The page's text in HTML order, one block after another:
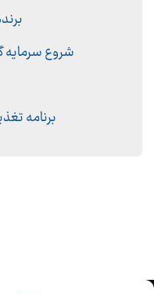
شروع سرمایه
برنامه